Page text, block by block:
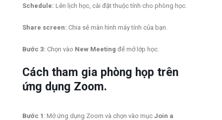
Schedule: Lên lịch học, cài đặt thuộc tính cho phòng học.
Share screen: Chia sẻ màn hình máy tính của bạn.
Bước 3: Chọn vào New Meeting để mở lớp học.
Cách tham gia phòng họp trên
ứng dụng Zoom.
Bước 1 : Mở ứng dụng Zoom và chọn vào mục Join a